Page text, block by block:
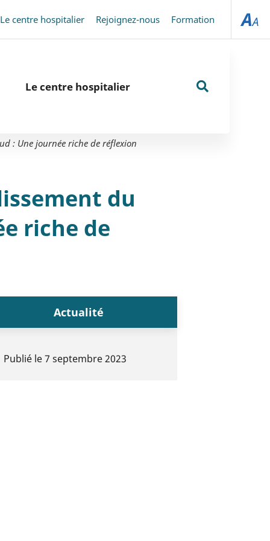
Le centre hospitalier Rejoignez-nous Formation
Le centre hospitalier
: Une journée riche de réflexion
du
riche de
Actualité
Publié le7 septembre 2023